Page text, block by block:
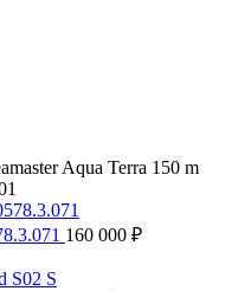
Aqua Terra 150 m
160 000 ₽